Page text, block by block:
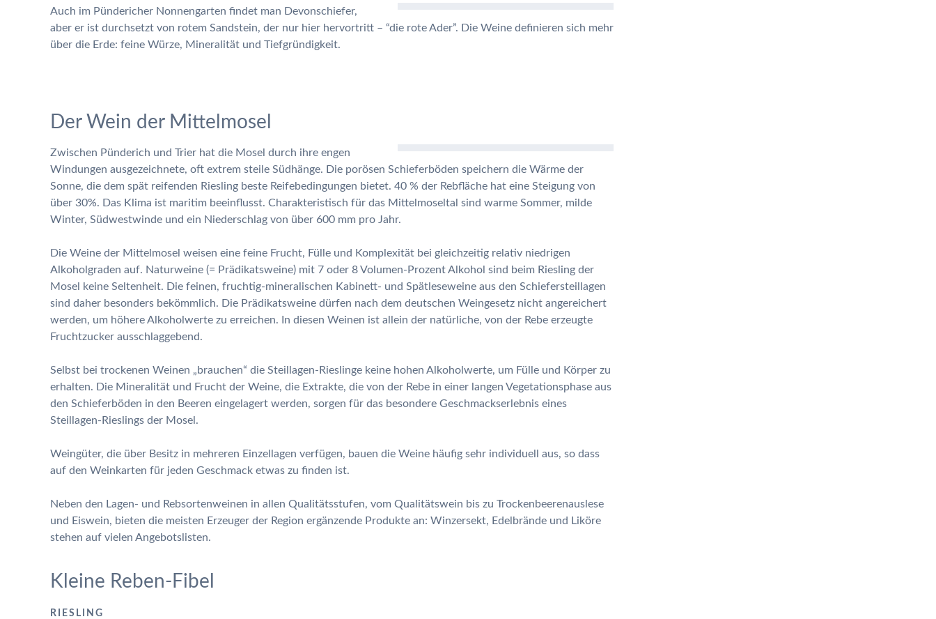
Auch im Pündericher Nonnengarten findet man Devonschiefer,
aber er ist durchsetzt von rotem Sandstein, der nur hier hervortritt – “die rote Ader”. Die Weine definieren sich mehr
über die Erde: feine Würze, Mineralität und Tiefgründigkeit.
Der Wein der Mittelmosel
Zwischen Pünderich und Trier hat die Mosel durch ihre engen
Windungen ausgezeichnete, oft extrem steile Südhänge. Die porösen Schieferböden speichern die Wärme der
Sonne, die dem spät reifenden Riesling beste Reifebedingungen bietet. 40 % der Rebfläche hat eine Steigung von
über 30%. Das Klima ist maritim beeinflusst. Charakteristisch für das Mittelmoseltal sind warme Sommer, milde
Winter, Südwestwinde und ein Niederschlag von über 600 mm pro Jahr.
Die Weine der Mittelmosel weisen eine feine Frucht, Fülle und Komplexität bei gleichzeitig relativ niedrigen
Alkoholgraden auf. Naturweine (= Prädikatsweine) mit 7 oder 8 Volumen-Prozent Alkohol sind beim Riesling der
Mosel keine Seltenheit. Die feinen, fruchtig-mineralischen Kabinett- und Spätleseweine aus den Schiefersteillagen
sind daher besonders bekömmlich. Die Prädikatsweine dürfen nach dem deutschen Weingesetz nicht angereichert
werden, um höhere Alkoholwerte zu erreichen. In diesen Weinen ist allein der natürliche, von der Rebe erzeugte
Fruchtzucker ausschlaggebend.
Selbst bei trockenen Weinen „brauchen“ die Steillagen-Rieslinge keine hohen Alkoholwerte, um Fülle und Körper zu
erhalten. Die Mineralität und Frucht der Weine, die Extrakte, die von der Rebe in einer langen Vegetationsphase aus
den Schieferböden in den Beeren eingelagert werden, sorgen für das besondere Geschmackserlebnis eines
Steillagen-Rieslings der Mosel.
Weingüter, die über Besitz in mehreren Einzellagen verfügen, bauen die Weine häufig sehr individuell aus, so dass
auf den Weinkarten für jeden Geschmack etwas zu finden ist.
Neben den Lagen- und Rebsortenweinen in allen Qualitätsstufen, vom Qualitätswein bis zu Trockenbeerenauslese
und Eiswein, bieten die meisten Erzeuger der Region ergänzende Produkte an: Winzersekt, Edelbrände und Liköre
stehen auf vielen Angebotslisten.
Kleine Reben-Fibel
RIESLING